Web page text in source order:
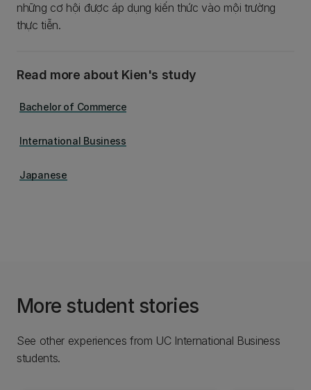
những cơ hội được áp dụng kiến thức vào mội trường
thực tiễn.
Read more about Kien's study
Bachelor of Commerce
International Business
Japanese
More student stories
See other experiences from UC International Business
students.